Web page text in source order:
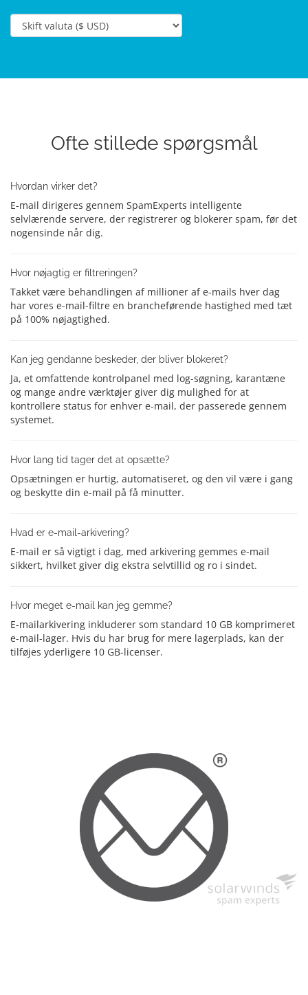
Ofte stillede spørgsmål
Hvordan virker det?
E-mail dirigeres gennem SpamExperts intelligente
selvlærende servere, der registrerer og blokerer spam, før det
nogensinde når dig.
Hvor nøjagtig er filtreringen?
Takket være behandlingen af millioner af e-mails hver dag
har vores e-mail-filtre en brancheførende hastighed med tæt
på 100% nøjagtighed.
Kan jeg gendanne beskeder, der bliver blokeret?
Ja, et omfattende kontrolpanel med log-søgning, karantæne
og mange andre værktøjer giver dig mulighed for at
kontrollere status for enhver e-mail, der passerede gennem
systemet.
Hvor lang tid tager det at opsætte?
Opsætningen er hurtig, automatiseret, og den vil være i gang
og beskytte din e-mail på få minutter.
Hvad er e-mail-arkivering?
E-mail er så vigtigt i dag, med arkivering gemmes e-mail
sikkert, hvilket giver dig ekstra selvtillid og ro i sindet.
Hvor meget e-mail kan jeg gemme?
E-mailarkivering inkluderer som standard 10 GB komprimeret
e-mail-lager. Hvis du har brug for mere lagerplads, kan der
tilføjes yderligere 10 GB-licenser.